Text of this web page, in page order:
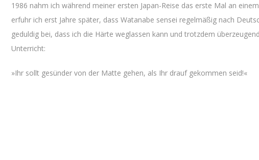
1986 nahm ich während meiner ersten Japan-Reise das erste Mal an
erfuhr ich erst Jahre später, dass Watanabe sensei regelmäßig nach
geduldig bei, dass ich die Härte weglassen kann und trotzdem
Unterricht:
»Ihr sollt gesünder von der Matte gehen, als Ihr drauf gekommen seid!«